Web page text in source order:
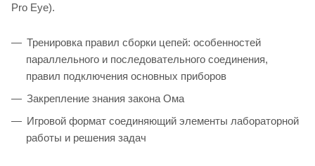
Pro Eye).
Тренировка правил сборки цепей: особенностей
параллельного и последовательного соединения,
правил подключения основных приборов
Закрепление знания закона Ома
Игровой формат соединяющий элементы лабораторной
работы и решения задач